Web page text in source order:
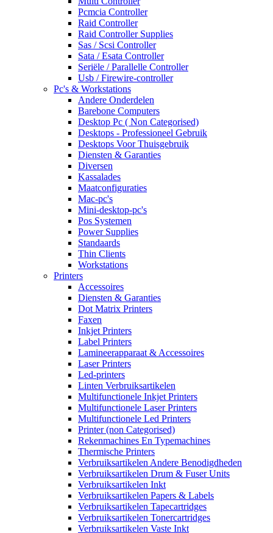
Pcmcia Controller
Raid Controller
Raid Controller Supplies
Sas / Scsi Controller
Sata / Esata Controller
Seriële / Parallelle Controller
Usb / Firewire-controller
Pc's & Workstations
Andere Onderdelen
Barebone Computers
Desktop Pc ( Non Categorised)
Desktops - Professioneel Gebruik
Desktops Voor Thuisgebruik
Diensten & Garanties
Diversen
Kassalades
Maatconfiguraties
Mac-pc's
Mini-desktop-pc's
Pos Systemen
Power Supplies
Standaards
Thin Clients
Workstations
Printers
Accessoires
Diensten & Garanties
Dot Matrix Printers
Faxen
Inkjet Printers
Label Printers
Lamineerapparaat & Accessoires
Laser Printers
Led-printers
Linten Verbruiksartikelen
Multifunctionele Inkjet Printers
Multifunctionele Laser Printers
Multifunctionele Led Printers
Printer (non Categorised)
Rekenmachines En Typemachines
Thermische Printers
Verbruiksartikelen Andere Benodigdheden
Verbruiksartikelen Drum & Fuser Units
Verbruiksartikelen Inkt
Verbruiksartikelen Papers & Labels
Verbruiksartikelen Tapecartridges
Verbruiksartikelen Tonercartridges
Verbruiksartikelen Vaste Inkt